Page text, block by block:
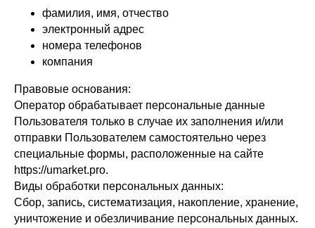
фамилия, имя, отчество
электронный адрес
номера телефонов
компания
Правовые основания:
Оператор обрабатывает персональные данные
Пользователя только в случае их заполнения и/или
отправки Пользователем самостоятельно через
специальные формы, расположенные на сайте
https://umarket.pro.
Виды обработки персональных данных:
Сбор, запись, систематизация, накопление, хранение,
уничтожение и обезличивание персональных данных.